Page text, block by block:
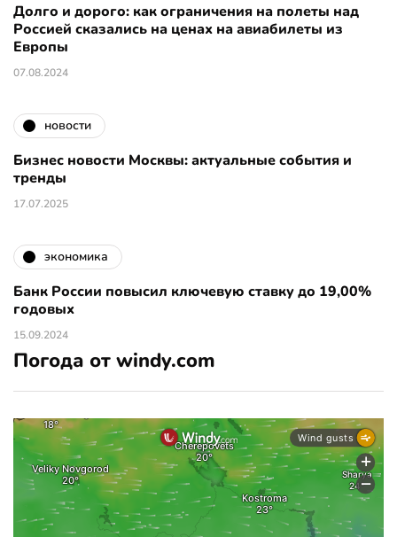
Долго и дорого: как ограничения на полеты над
Россией сказались на ценах на авиабилеты из
Европы
07.08.2024
новости
Бизнес новости Москвы: актуальные события и
тренды
17.07.2025
экономика
Банк России повысил ключевую ставку до 19,00%
годовых
15.09.2024
Погода от windy.com